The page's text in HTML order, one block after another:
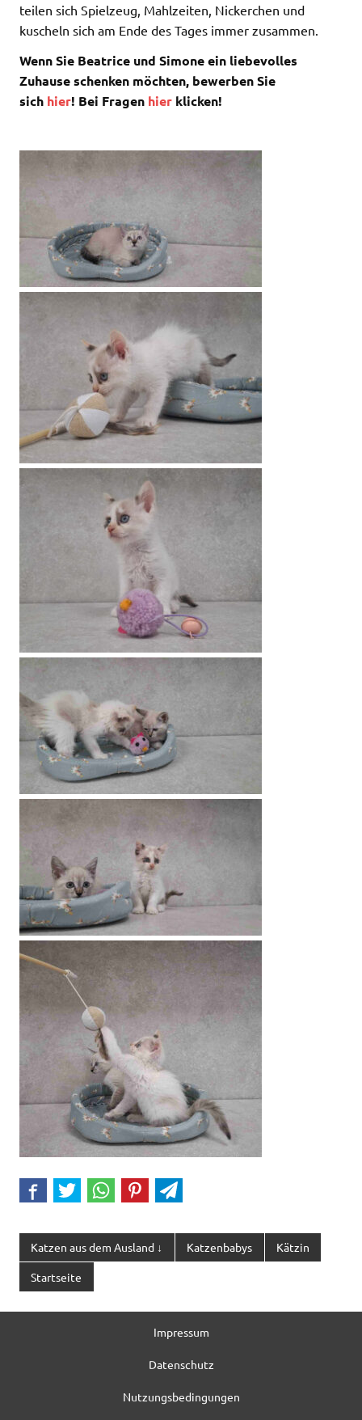
teilen sich Spielzeug, Mahlzeiten, Nickerchen und
kuscheln sich am Ende des Tages immer zusammen.
Wenn Sie Beatrice und Simone ein liebevolles
Zuhause schenken möchten, bewerben Sie
sich hier! Bei Fragen hier klicken!
Katzen aus dem Ausland ↓ Katzenbabys Kätzin
Startseite
Impressum
Datenschutz
Nutzungsbedingungen